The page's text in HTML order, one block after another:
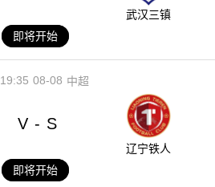
武汉三镇
即将开始
08-08
19:35 中超
V - S
辽宁铁人
即将开始